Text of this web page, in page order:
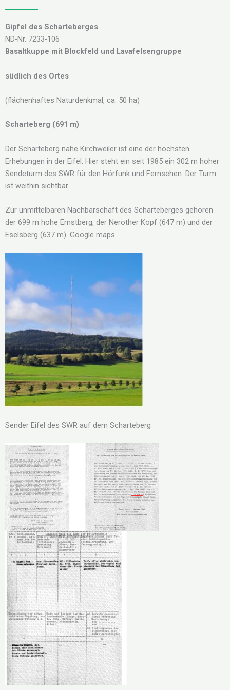
Gipfel des Scharteberges
ND-Nr. 7233-106
Basaltkuppe mit Blockfeld und Lavafelsengruppe
südlich des Ortes
(flächenhaftes Naturdenkmal, ca. 50 ha)
Scharteberg (691 m)
Der Scharteberg nahe Kirchweiler ist eine der höchsten
Erhebungen in der Eifel. Hier steht ein seit 1985 ein 302 m hoher
Sendeturm des SWR für den Hörfunk und Fernsehen. Der Turm
ist weithin sichtbar.
Zur unmittelbaren Nachbarschaft des Scharteberges gehören
der 699 m hohe Ernstberg, der Nerother Kopf (647 m) und der
Eselsberg (637 m). Google maps
Sender Eifel des SWR auf dem Scharteberg